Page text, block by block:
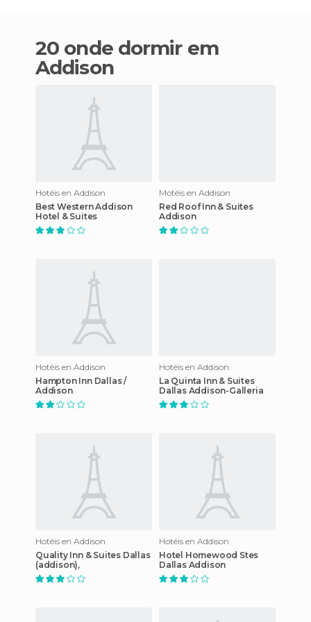
20 onde dormir em
Addison
Hotéis en Addison
Best Western Addison
Hotel & Suites
Motéis en Addison
Red Roof Inn & Suites
Addison
Hotéis en Addison
Hampton Inn Dallas /
Addison
Hotéis en Addison
La Quinta Inn & Suites
Dallas Addison-Galleria
Hotéis en Addison
Quality Inn & Suites Dallas
(addison),
Hotéis en Addison
Hotel Homewood Stes
Dallas Addison